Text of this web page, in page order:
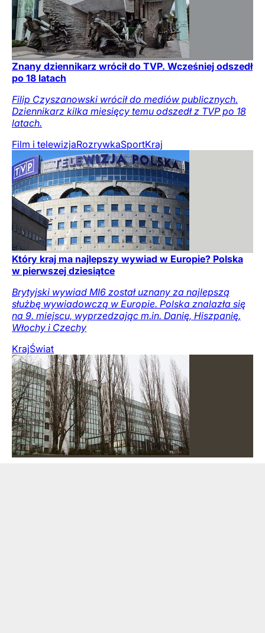
Znany dziennikarz wrócił do TVP. Wcześniej odszedł
po 18 latach
Filip Czyszanowski wrócił do mediów publicznych.
Dziennikarz kilka miesięcy temu odszedł z TVP po 18
latach.
Film i telewizjaRozrywkaSportKraj
Który kraj ma najlepszy wywiad w Europie? Polska
w pierwszej dziesiątce
Brytyjski wywiad MI6 został uznany za najlepszą
służbę wywiadowczą w Europie. Polska znalazła się
na 9. miejscu, wyprzedzając m.in. Danię, Hiszpanię,
Włochy i Czechy
KrajŚwiat